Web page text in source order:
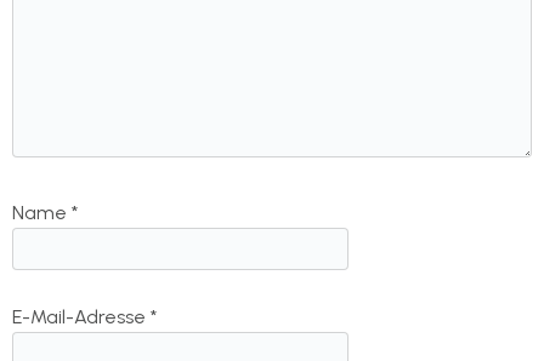
Name *
E-Mail-Adresse *